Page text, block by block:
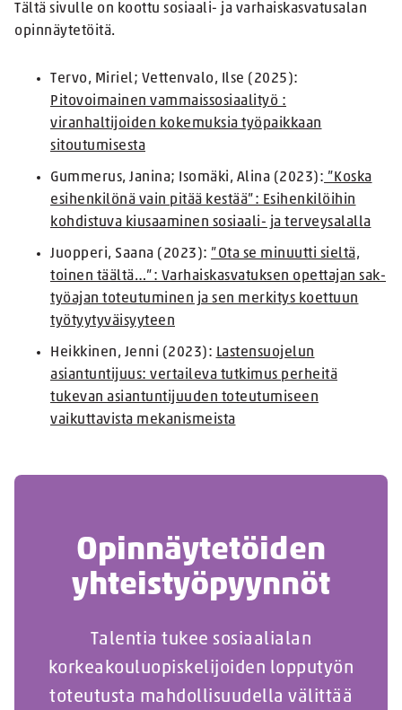
Tältä sivulle on koottu sosiaali- ja varhaiskasvatusalan
opinnäytetöitä.
Tervo, Miriel; Vettenvalo, Ilse (2025):
Pitovoimainen vammaissosiaalityö :
viranhaltijoiden kokemuksia työpaikkaan
sitoutumisesta
Gummerus, Janina; Isomäki, Alina (2023): ”Koska
esihenkilönä vain pitää kestää”: Esihenkilöihin
kohdistuva kiusaaminen sosiaali- ja terveysalalla
Juopperi, Saana (2023): ”Ota se minuutti sieltä,
toinen täältä…”: Varhaiskasvatuksen opettajan sak-
työajan toteutuminen ja sen merkitys koettuun
työtyytyväisyyteen
Heikkinen, Jenni (2023): Lastensuojelun
asiantuntijuus: vertaileva tutkimus perheitä
tukevan asiantuntijuuden toteutumiseen
vaikuttavista mekanismeista
Opinnäytetöiden
yhteistyöpyynnöt
Talentia tukee sosiaalialan
korkeakouluopiskelijoiden lopputyön
toteutusta mahdollisuudella välittää